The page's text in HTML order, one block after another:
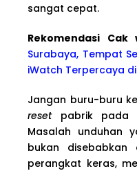
sangat cepat.
Rekomendasi Cak
Surabaya, Tempat
iWatch Terpercaya
Jangan buru-buru
resetpabrik pada
Masalah unduhan
bukan disebabkan
perangkat keras,